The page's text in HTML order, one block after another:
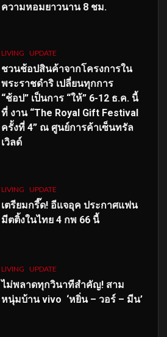
ความหอมยาวนาน 8 ชม.
LIVING UPDATE
ชวนช้อปสินค้าจากโครงการใน
พระราชดำริ เปลี่ยนทุกการ
“ช้อป” เป็นการ “ให้” 6-12 ธ.ค. นี้
ที่ งาน “The Royal Gift Festival
ครั้งที่ 4” ณ ศูนย์การค้าเซ็นทรัล
เวิลด์
LIVING UPDATE
เตรียมกรี๊ด! อีแจอุค ประกาศแฟน
มีตติ้งในไทย 4 กพ 66 นี้
LIVING UPDATE
ไม่พลาดทุกวินาทีสำคัญ! สาม
หนุ่มบ้าน vivo ‘หยิ่น – วอร์ – มีน’